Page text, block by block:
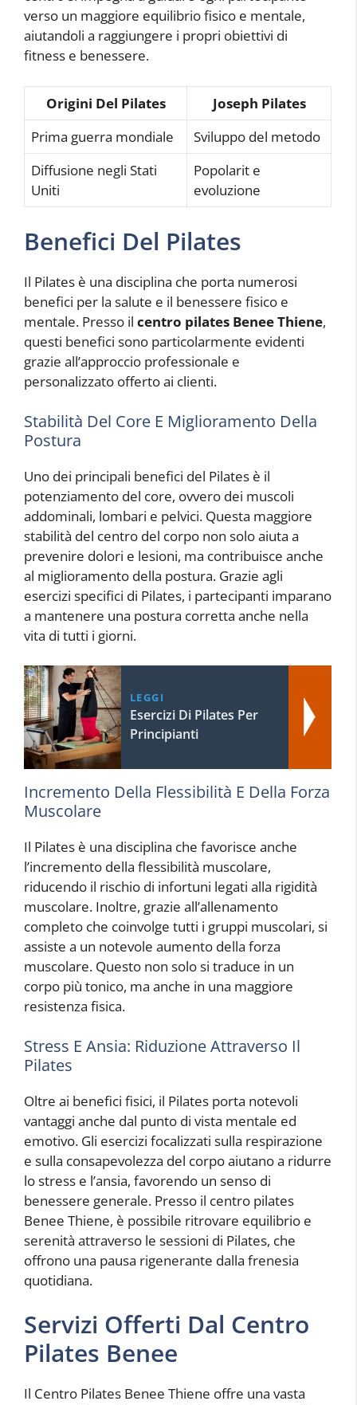
verso un maggiore equilibrio fisico e mentale,
aiutandoli a raggiungere i propri obiettivi di
fitness e benessere.
Origini Del Pilates
Joseph Pilates
Prima guerra mondiale
Sviluppo del metodo
Diffusione negli Stati
Uniti
Popolarit e
evoluzione
Benefici Del Pilates
Il Pilates è una disciplina che porta numerosi
benefici per la salute e il benessere fisico e
mentale. Presso il centro pilates Benee Thiene,
questi benefici sono particolarmente evidenti
grazie all’approccio professionale e
personalizzato offerto ai clienti.
Stabilità Del Core E Miglioramento Della
Postura
Uno dei principali benefici del Pilates è il
potenziamento del core, ovvero dei muscoli
addominali, lombari e pelvici. Questa maggiore
stabilità del centro del corpo non solo aiuta a
prevenire dolori e lesioni, ma contribuisce anche
al miglioramento della postura. Grazie agli
esercizi specifici di Pilates, i partecipanti imparano
a mantenere una postura corretta anche nella
vita di tutti i giorni.
LEGGI
Esercizi Di Pilates Per
Principianti
Incremento Della Flessibilità E Della Forza
Muscolare
Il Pilates è una disciplina che favorisce anche
l’incremento della flessibilità muscolare,
riducendo il rischio di infortuni legati alla rigidità
muscolare. Inoltre, grazie all’allenamento
completo che coinvolge tutti i gruppi muscolari, si
assiste a un notevole aumento della forza
muscolare. Questo non solo si traduce in un
corpo più tonico, ma anche in una maggiore
resistenza fisica.
Stress E Ansia: Riduzione Attraverso Il
Pilates
Oltre ai benefici fisici, il Pilates porta notevoli
vantaggi anche dal punto di vista mentale ed
emotivo. Gli esercizi focalizzati sulla respirazione
e sulla consapevolezza del corpo aiutano a ridurre
lo stress e l’ansia, favorendo un senso di
benessere generale. Presso il centro pilates
Benee Thiene, è possibile ritrovare equilibrio e
serenità attraverso le sessioni di Pilates, che
offrono una pausa rigenerante dalla frenesia
quotidiana.
Servizi Offerti Dal Centro
Pilates Benee
Il Centro Pilates Benee Thiene offre una vasta